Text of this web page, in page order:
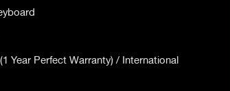
Year Perfect Warranty) / International